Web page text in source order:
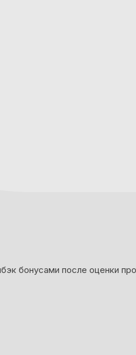
бонусами после оценки